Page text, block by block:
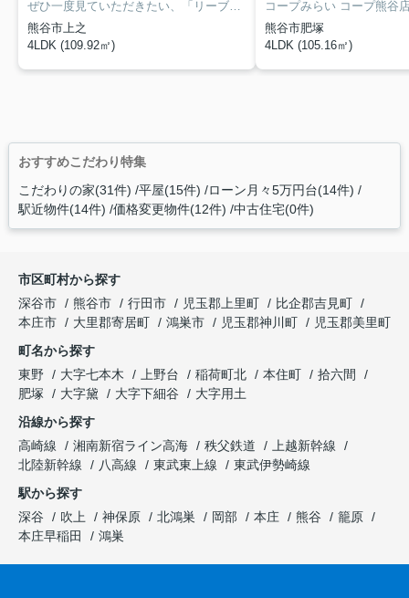
熊谷市上之
4LDK (109.92㎡)
熊谷市肥塚
4LDK (105.16㎡)
おすすめこだわり特集
こだわりの家(31件) 平屋(15件) ローン月々5万円台(14件)
駅近物件(14件) 価格変更物件(12件) 中古住宅(0件)
市区町村から探す
深谷市
熊谷市 行田市 児玉郡上里町
比企郡吉見町
本庄市
大里郡寄居町 鴻巣市 児玉郡神川町
児玉郡美里町
町名から探す
東野
大字七本木 上野台 稲荷町北 本住町
拾六間
肥塚
大字黛 大字下細谷
大字用土
沿線から探す
高崎線
湘南新宿ライン高海 秩父鉄道
上越新幹線
北陸新幹線
八高線 東武東上線
東武伊勢崎線
駅から探す
深谷
吹上 神保原 北鴻巣 岡部 本庄 熊谷
籠原
本庄早稲田
鴻巣